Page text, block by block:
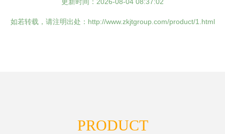
如若转载，请注明出处：http://www.zkjtgroup.com/product/1.html
PRODUCT